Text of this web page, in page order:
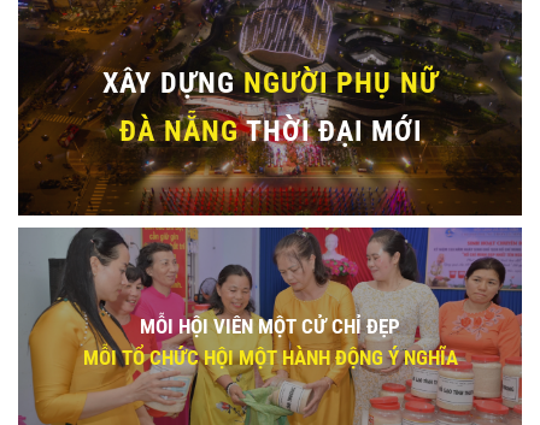
XÂY DỰNGNGƯỜI PHỤ NỮ
ĐÀ NẴNGTHỜI ĐẠI MỚI
MỖI HỘI VIÊN MỘT CỬ CHỈ ĐẸP
MỖI TỔ CHỨC HỘI MỘT HÀNH ĐỘNG Ý NGHĨA